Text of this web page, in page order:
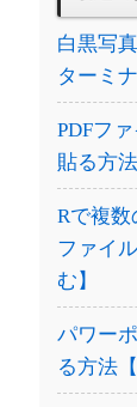
白黒写
ターミ
PDFフ
貼る方
Rで複数
ファイ
む】
パワー
る方法